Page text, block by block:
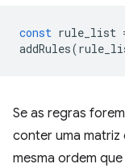
const rule_list
addRules(
Se as regras
conter uma matriz
mesma ordem que